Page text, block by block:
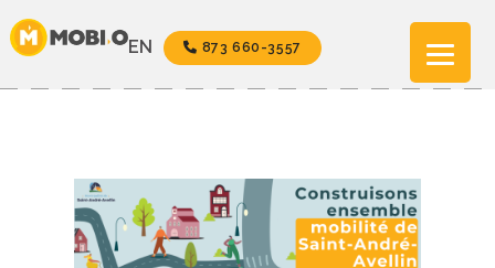
Aller
au
EN 873 660-3557